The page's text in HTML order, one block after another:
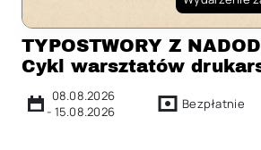
TYPOSTWORY Z
Cykl warsztatów
08.08.2026
- 15.08.2026 Bezpłatnie